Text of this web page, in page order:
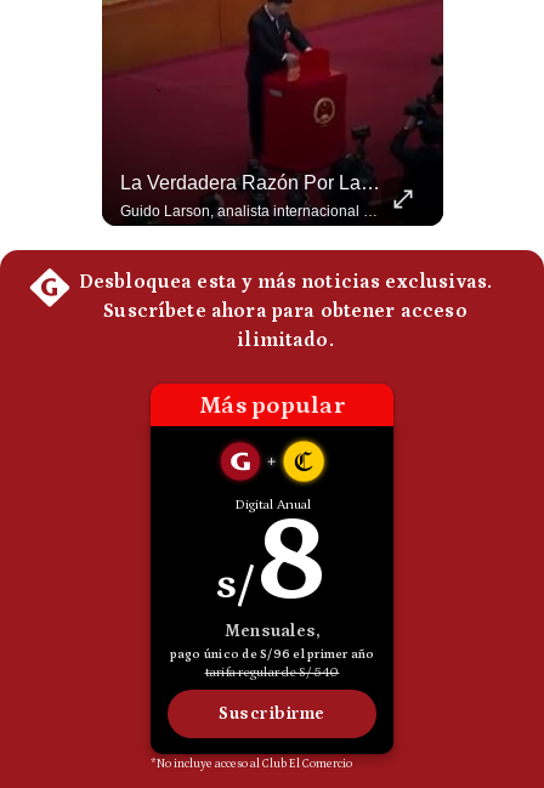
La Verdadera Razón Por La Que China Apoya A Irán | Gestión Mundo
Guido Larson, analista internacional explica que la guerra no puede entenderse únicamente como un enfrentamiento entre Estados Unidos e Irán, sino también dentro de la competencia global entre Washington y Pekín. El analista sostiene que China mantiene su relación petrolera con Irán y que le interesa que Estados Unidos consuma recursos y pierda influencia. 🚀 ¿Quieres entender el mundo sin ruido? Únete a nuestra comunidad y forma parte del cambio. #GestiónNewsroomLive #NoticiasGlobales #AnálisisGeopolítico #EconomíaMundial #IA #Geopolítica #LatinosEnUSA #NoticiasEnEspañol 👉 Suscríbete y activa la campana para no perderte nuestro análisis diario. 🌎 Síguenos en nuestras redes sociales: 📌 Web oficial: https://gestion.pe/mundo/ 📌 LinkedIn: http://bit.ly/3HYIET0 📌 X (Twitter): http://bit.ly/4noZtX9 📌 TikTok: http://bit.ly/4evB6TO